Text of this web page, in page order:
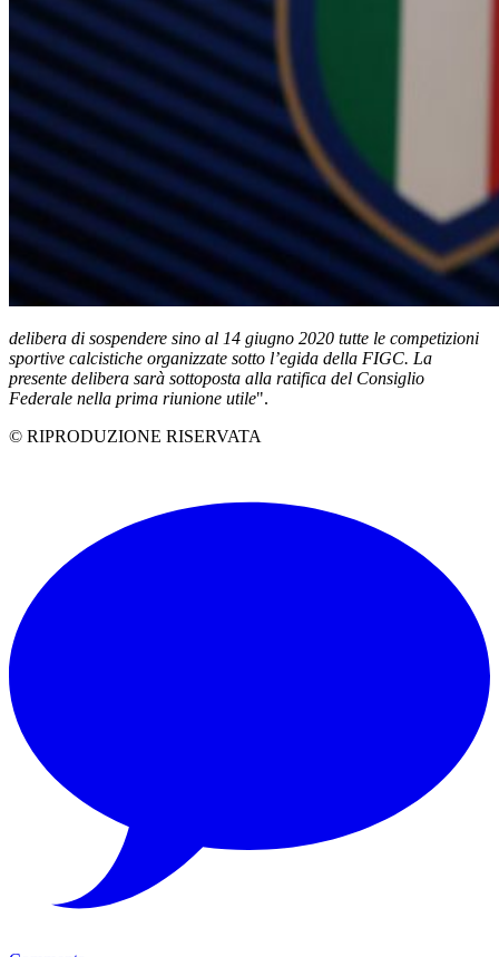
delibera di sospendere sino al 14 giugno 2020 tutte le competizioni
sportive calcistiche organizzate sotto l’egida della FIGC. La
presente delibera sarà sottoposta alla ratifica del Consiglio
Federale nella prima riunione utile".
© RIPRODUZIONE RISERVATA